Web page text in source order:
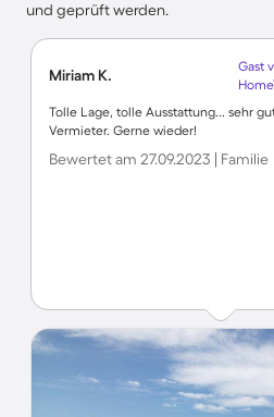
und geprüft werden.
Miriam K.
Gast
Tolle Lage, tolle Ausstattung... sehr
Vermieter. Gerne wieder!
Bewertet am 27.09.2023 | Familie